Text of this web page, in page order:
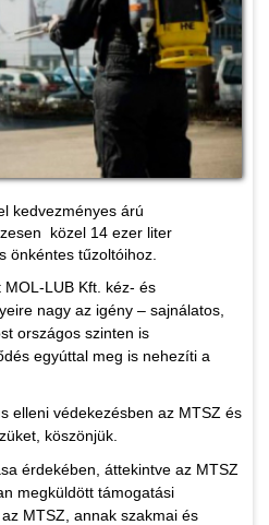
kedvezményes árú
közel 14 ezer liter
önkéntes tűzoltóihoz.
LUB Kft. kéz- és
nagy az igény – sajnálatos,
országos szinten is
egyúttal meg is nehezíti a
elleni védekezésben az MTSZ és
köszönjük.
érdekében, áttekintve az MTSZ
megküldött támogatási
MTSZ, annak szakmai és